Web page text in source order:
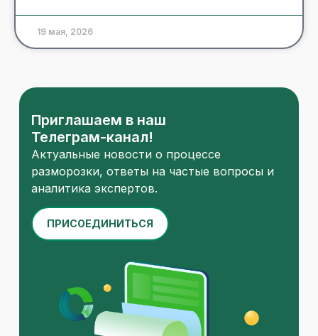
19 мая, 2026
Приглашаем в наш
Телеграм-канал!
Актуальные новости о процессе
разморозки, ответы на частые вопросы и
аналитика экспертов.
ПРИСОЕДИНИТЬСЯ